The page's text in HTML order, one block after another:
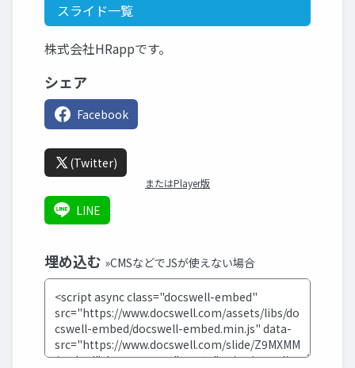
スライド一覧
株式会社HRappです。
シェア
Facebook
(Twitter)
またはPlayer版
LINE
埋め込む »CMSなどでJSが使えない場合